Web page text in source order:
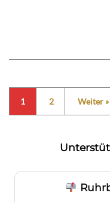
1 2 Weiter »